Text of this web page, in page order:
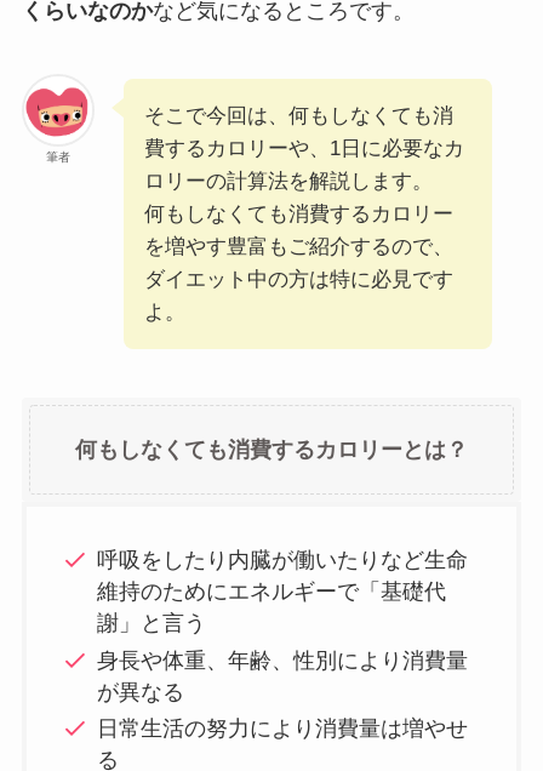
くらいなのかなど気になるところです。
筆者
そこで今回は、何もしなくても消
費するカロリーや、1日に必要なカ
ロリーの計算法を解説します。
何もしなくても消費するカロリー
を増やす豊富もご紹介するので、
ダイエット中の方は特に必見です
よ。
何もしなくても消費するカロリーとは？
呼吸をしたり内臓が働いたりなど生命
維持のためにエネルギーで「基礎代
謝」と言う
身長や体重、年齢、性別により消費量
が異なる
日常生活の努力により消費量は増やせ
る